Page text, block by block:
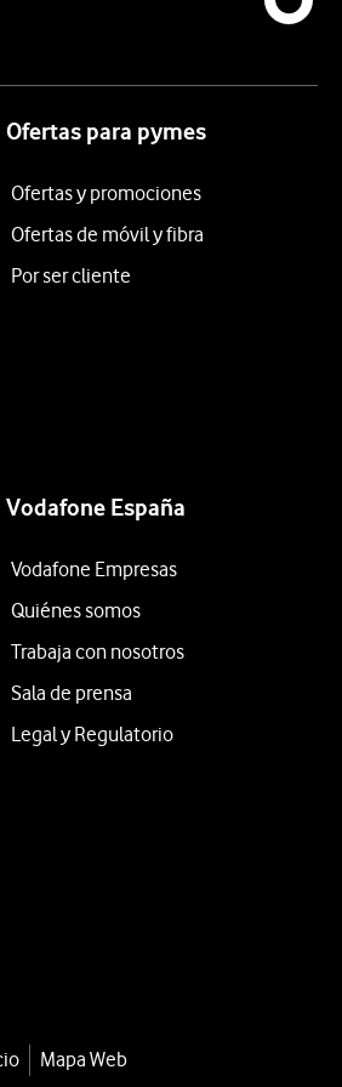
Ofertas para pymes
Ofertas y promociones
Ofertas de móvil y fibra
Por ser cliente
Vodafone España
Vodafone Empresas
Quiénes somos
Trabaja con nosotros
Sala de prensa
Legal y Regulatorio
Mapa Web